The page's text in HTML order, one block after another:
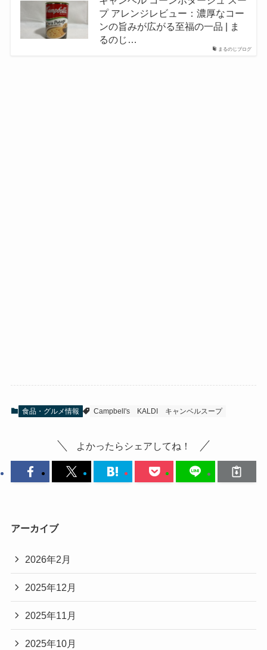
まるのじブログ
プ アレンジレビュー：濃厚なコー
ンの旨みが広がる至福の一品 | ま
るのじ…
食品・グルメ情報 ‎Campbell's KALDI キャンベルスープ
よかったらシェアしてね！
アーカイブ
2026年2月
2025年12月
2025年11月
2025年10月